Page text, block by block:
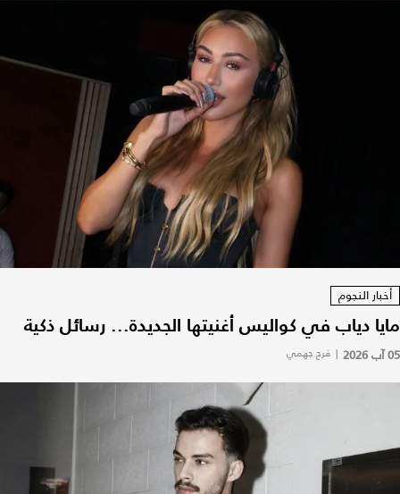
أخبار النجوم
مايا دياب في كواليس أغنيتها الجديدة... رسائل ذكية
05 آب 2026 | فرح جهمي